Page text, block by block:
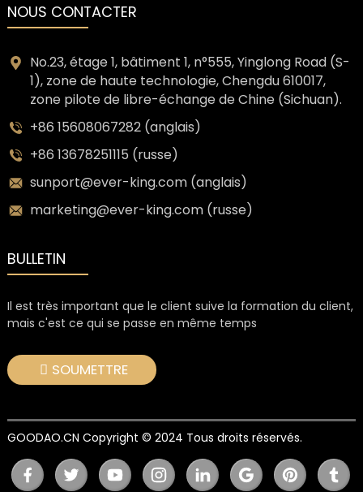
NOUS CONTACTER
No.23, étage 1, bâtiment 1, n°555, Yinglong Road (S-
1), zone de haute technologie, Chengdu 610017,
zone pilote de libre-échange de Chine (Sichuan).
+86 15608067282 (anglais)
+86 13678251115 (russe)
sunport@ever-king.com (anglais)
marketing@ever-king.com (russe)
BULLETIN
Il est très important que le client suive la formation du client,
mais c'est ce qui se passe en même temps
SOUMETTRE
GOODAO.CN Copyright © 2024 Tous droits réservés.